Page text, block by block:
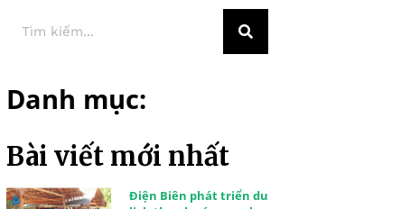
Danh mục:
Bài viết mới nhất
Điện Biên phát triển du